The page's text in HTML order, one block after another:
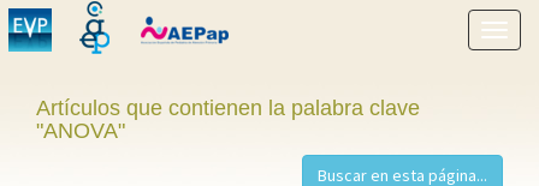
menú
Artículos que contienen la palabra clave
"ANOVA"